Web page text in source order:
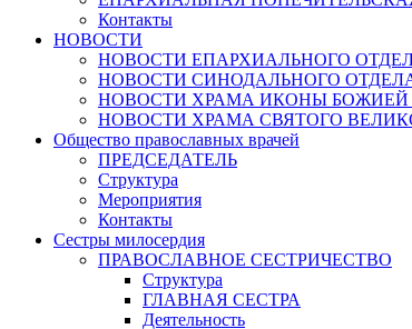
Контакты
НОВОСТИ
НОВОСТИ ЕПАРХИАЛЬНОГО
НОВОСТИ СИНОДАЛЬНОГО
НОВОСТИ ХРАМА ИКОНЫ БОЖИЕЙ
НОВОСТИ ХРАМА СВЯТОГО
Общество православных врачей
ПРЕДСЕДАТЕЛЬ
Структура
Мероприятия
Контакты
Сестры милосердия
ПРАВОСЛАВНОЕ СЕСТРИЧЕСТВО
Структура
ГЛАВНАЯ СЕСТРА
Деятельность